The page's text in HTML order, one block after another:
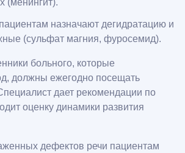
(менингит).
назначают дегидратацию и
(сульфат магния, фуросемид).
больного, которые
должны ежегодно посещать
дает рекомендации по
оценку динамики развития
дефектов речи пациентам